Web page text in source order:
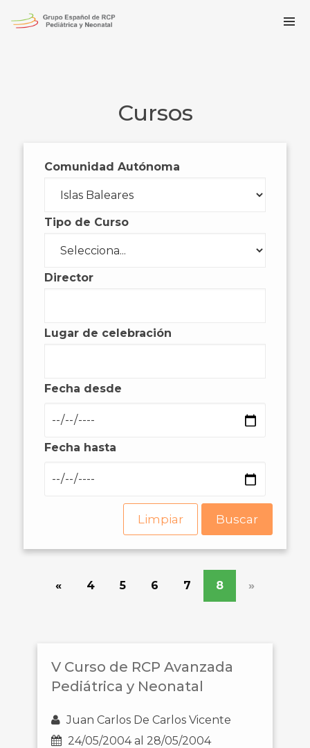
Cursos
Comunidad Autónoma
Tipo de Curso
Director
Lugar de celebración
Fecha desde
Fecha hasta
Buscar
Limpiar
« 4 5 6 7 8 »
V Curso de RCP Avanzada
Pediátrica y Neonatal
Juan Carlos De Carlos Vicente
24/05/2004 al 28/05/2004